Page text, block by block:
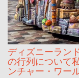
ディズニーラン
の行列について
ンチャー・ワー